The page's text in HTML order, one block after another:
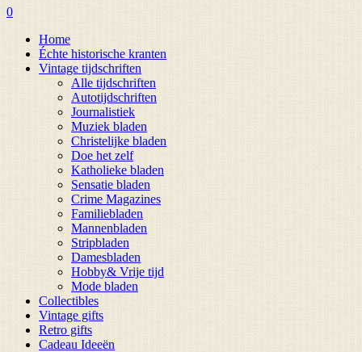
0
Home
Échte historische kranten
Vintage tijdschriften
Alle tijdschriften
Autotijdschriften
Journalistiek
Muziek bladen
Christelijke bladen
Doe het zelf
Katholieke bladen
Sensatie bladen
Crime Magazines
Familiebladen
Mannenbladen
Stripbladen
Damesbladen
Hobby& Vrije tijd
Mode bladen
Collectibles
Vintage gifts
Retro gifts
Cadeau Ideeën